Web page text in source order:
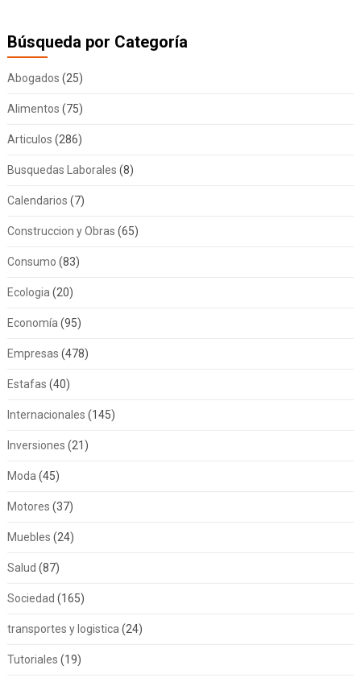
Búsqueda por Categoría
Abogados (25)
Alimentos (75)
Articulos (286)
Busquedas Laborales (8)
Calendarios (7)
Construccion y Obras (65)
Consumo (83)
Ecologia(20)
Economía(95)
Empresas (478)
Estafas (40)
Internacionales (145)
Inversiones (21)
Moda(45)
Motores (37)
Muebles (24)
Salud (87)
Sociedad (165)
transportes y logistica(24)
Tutoriales (19)